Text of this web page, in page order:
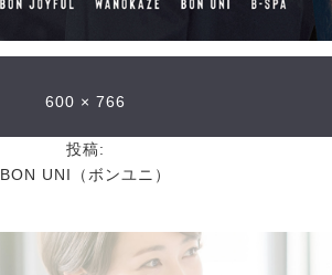
600 × 766
投稿:
BON UNI（ボンユニ）